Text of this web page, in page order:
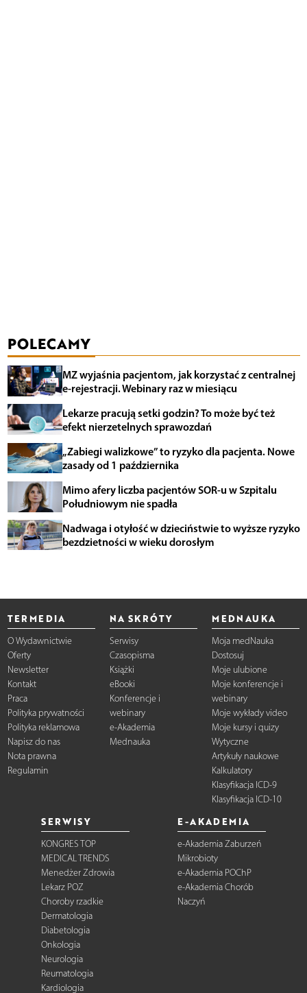
POLECAMY
MZ wyjaśnia pacjentom, jak korzystać z centralnej
e-rejestracji. Webinary raz w miesiącu
Lekarze pracują setki godzin? To może być też
efekt nierzetelnych sprawozdań
„Zabiegi walizkowe” to ryzyko dla pacjenta. Nowe
zasady od 1 października
Mimo afery liczba pacjentów SOR-u w Szpitalu
Południowym nie spadła
Nadwaga i otyłość w dzieciństwie to wyższe ryzyko
bezdzietności w wieku dorosłym
TERMEDIA
O Wydawnictwie
Oferty
Newsletter
Kontakt
Praca
Polityka prywatności
Polityka reklamowa
Napisz do nas
Nota prawna
Regulamin
NA SKRÓTY
Serwisy
Czasopisma
Książki
eBooki
Konferencje i
webinary
e-Akademia
Mednauka
MEDNAUKA
Moja medNauka
Dostosuj
Moje ulubione
Moje konferencje i
webinary
Moje wykłady video
Moje kursy i quizy
Wytyczne
Artykuły naukowe
Kalkulatory
Klasyfikacja ICD-9
Klasyfikacja ICD-10
SERWISY
KONGRES TOP
MEDICAL TRENDS
Menedżer Zdrowia
Lekarz POZ
Choroby rzadkie
Dermatologia
Diabetologia
Onkologia
Neurologia
Reumatologia
Kardiologia
E-AKADEMIA
e-Akademia Zaburzeń
Mikrobioty
e-Akademia POChP
e-Akademia Chorób
Naczyń